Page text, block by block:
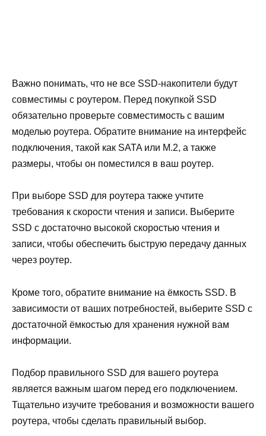
Важно понимать, что не все SSD-накопители будут
совместимы с роутером. Перед покупкой SSD
обязательно проверьте совместимость с вашим
моделью роутера. Обратите внимание на интерфейс
подключения, такой как SATA или M.2, а также
размеры, чтобы он поместился в ваш роутер.
При выборе SSD для роутера также учтите
требования к скорости чтения и записи. Выберите
SSD с достаточно высокой скоростью чтения и
записи, чтобы обеспечить быструю передачу данных
через роутер.
Кроме того, обратите внимание на ёмкость SSD. В
зависимости от ваших потребностей, выберите SSD с
достаточной ёмкостью для хранения нужной вам
информации.
Подбор правильного SSD для вашего роутера
является важным шагом перед его подключением.
Тщательно изучите требования и возможности вашего
роутера, чтобы сделать правильный выбор.